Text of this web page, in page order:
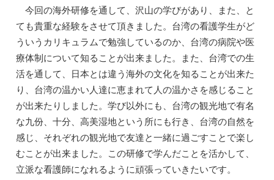
今回の海外研修を通して、沢山の学びがあり、また、と
ても貴重な経験をさせて頂きました。台湾の看護学生がど
ういうカリキュラムで勉強しているのか、台湾の病院や医
療体制について知ることが出来ました。また、台湾での生
活を通して、日本とは違う海外の文化を知ることが出来た
り、台湾の温かい人達に恵まれて人の温かさを感じること
が出来たりしました。学び以外にも、台湾の観光地で有名
な九份、十分、高美湿地という所にも行き、台湾の自然を
感じ、それぞれの観光地で友達と一緒に過ごすことで楽し
むことが出来ました。この研修で学んだことを活かして、
立派な看護師になれるように頑張っていきたいです。